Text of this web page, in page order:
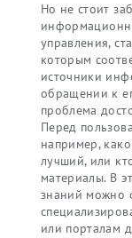
Но не стоит
управления,
которым
источники
обращении к
проблема
Перед
например,
лучший, или
материалы. В
знаний можно
или порталам